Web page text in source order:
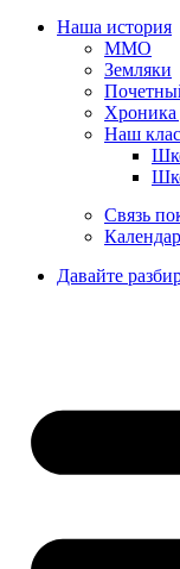
Наша история
ММО
Земляки
Наш
Связь
Давайте